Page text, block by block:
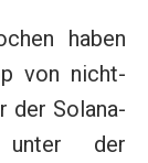
haben
von nicht-
der Solana-
unter der